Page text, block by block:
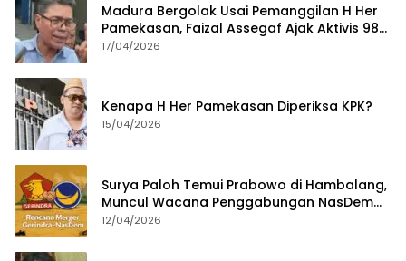
Madura Bergolak Usai Pemanggilan H Her
Pamekasan, Faizal Assegaf Ajak Aktivis 98
Bongkar Permainan KPK
17/04/2026
Kenapa H Her Pamekasan Diperiksa KPK?
15/04/2026
Surya Paloh Temui Prabowo di Hambalang,
Muncul Wacana Penggabungan NasDem
dan Gerindra
12/04/2026